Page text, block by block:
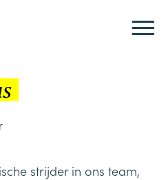
strijder in ons team,